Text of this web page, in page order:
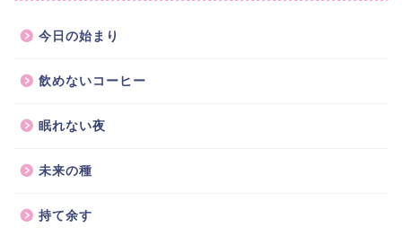
今日の始まり
飲めないコーヒー
眠れない夜
未来の種
持て余す